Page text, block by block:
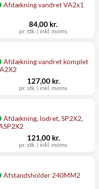
Afdækning vandret VA2x1
pr. stk. | inkl. moms
84,00 kr.
Afdækning vandret komplet
pr. stk. | inkl. moms
127,00 kr.
Afdækning, lodret, SP2X2,
pr. stk. | inkl. moms
121,00 kr.
Afstandsholder 240MM2